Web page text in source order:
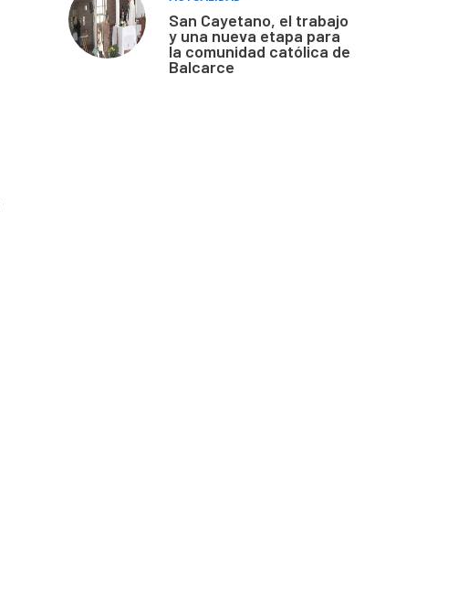
San Cayetano, el trabajo
y una nueva etapa para
la comunidad católica de
Balcarce